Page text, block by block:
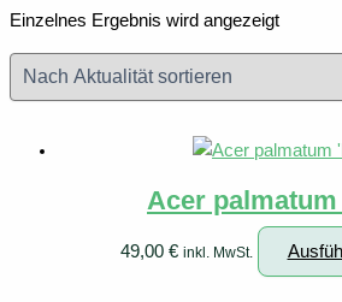
Einzelnes Ergebnis wird angezeigt
Acer palmatum
49,00 € inkl. MwSt.